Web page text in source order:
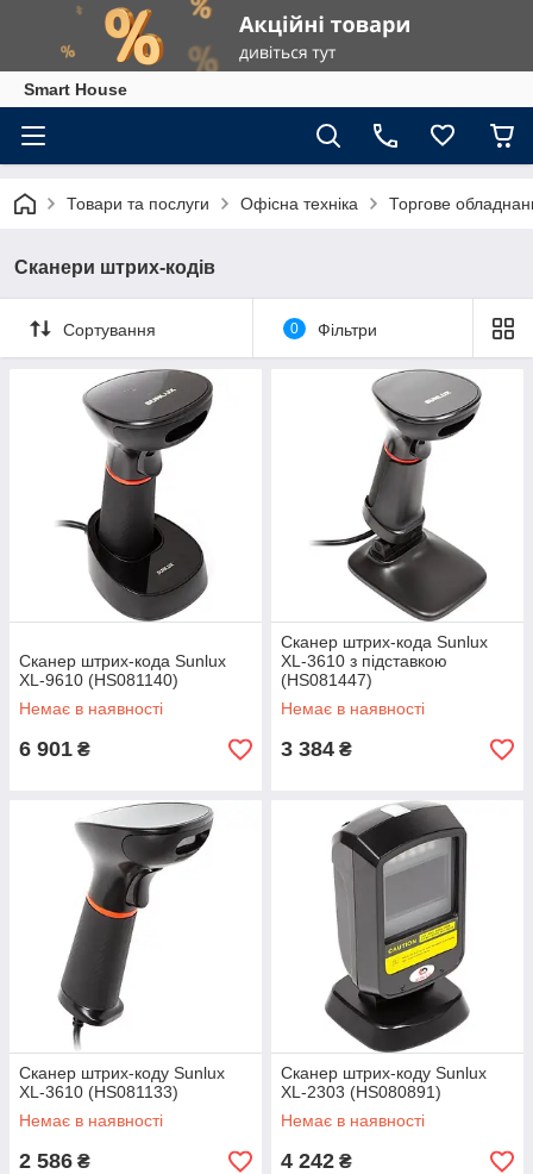
Smart House
Товари та послуги Офісна техніка Торгове
Сканери штрих-кодів
Сортування 0 Фільтри
Сканер штрих-кода Sunlux
XL-9610 (HS081140)
Немає в наявності
6 901 ₴
Сканер штрих-кода Sunlux
XL-3610 з підставкою
(HS081447)
Немає в наявності
3 384 ₴
Сканер штрих-коду Sunlux
XL-3610 (HS081133)
Немає в наявності
2 586 ₴
Сканер штрих-коду Sunlux
XL-2303 (HS080891)
Немає в наявності
4 242 ₴